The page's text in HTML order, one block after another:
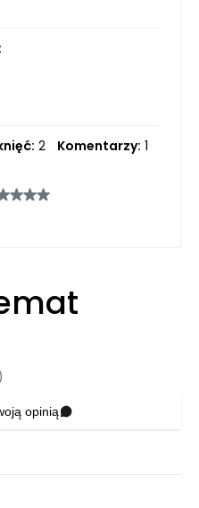
2 Komentarzy: 1
opinią